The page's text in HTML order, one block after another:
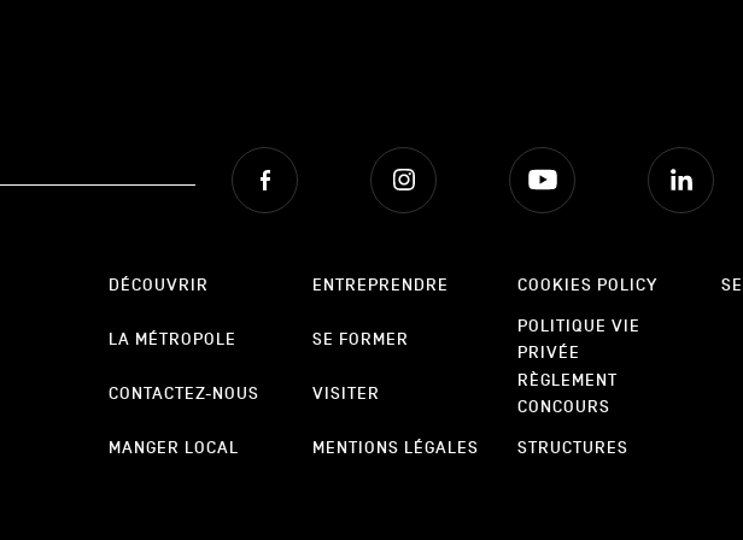
Facebook Instagram
DÉCOUVRIR
LA MÉTROPOLE
CONTACTEZ-NOUS
MANGER LOCAL
ENTREPRENDRE
SE FORMER
VISITER
MENTIONS LÉGALES
COOKIES POLICY
POLITIQUE VIE
PRIVÉE
RÈGLEMENT
CONCOURS
STRUCTURES